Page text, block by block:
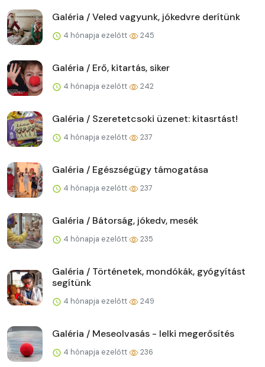
Galéria / Veled vagyunk, jókedvre derítünk
4 hónapja ezelőtt 245
Galéria / Erő, kitartás, siker
4 hónapja ezelőtt 242
Galéria / Szeretetcsoki üzenet: kitasrtást!
4 hónapja ezelőtt 237
Galéria / Egészségügy támogatása
4 hónapja ezelőtt 237
Galéria / Bátorság, jókedv, mesék
4 hónapja ezelőtt 235
Galéria / Történetek, mondókák, gyógyítást
segítünk
4 hónapja ezelőtt 249
Galéria / Meseolvasás - lelki megerősítés
4 hónapja ezelőtt 236